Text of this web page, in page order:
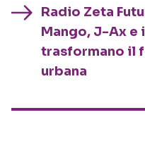
Radio Zeta
Mango, J-Ax e
trasformano il
urbana